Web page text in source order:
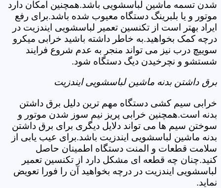
شدن تسمه ماشین لباسشویی باشد.همچنین امکان دارد
موتور و یا بلبرینگ دستگاه معیوب شده باشد.برای رفع
ایراد بهتر است از تکنسین تعمیر لباسشویی ایندزیت در
درچه کمک بخواهید.به خاطر داشته باشید خرابی میکرو
سوییچ درب نیز می تواند منجر به عدم شروع فرایند
شستشو و نچرخیدن دیگ دستگاه شود.
برق داشتن بدنه ماشین لباسشویی ایندزیت
خرابی سیم کشی دستگاه مهم ترین دلیل برق داشتن
بدنه است.همچنین خرابی پریز نیم سوز شدن موتور و
سوختن سیم ها می تواند دلایل دیگری برای برق داشتن
بدنه ماشین لباسشویی ایندزیت باشد.برای عیب یابی از
سلامت قطعات و المنت دستگاه اطمینان حاصل
کنید.چنان چه قطعه ای مشکل دارد از تکنسین تعمیر
لباسشویی ایندزیت در درچه بخواهید آن را فورا تعویض
نماید.